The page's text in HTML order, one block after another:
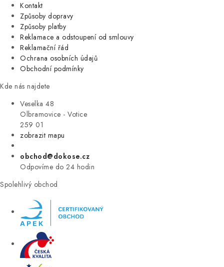
Kontakt
Způsoby dopravy
Způsoby platby
Reklamace a odstoupení od smlouvy
Reklamační řád
Ochrana osobních údajů
Obchodní podmínky
Kde nás najdete
Veselka 48
Olbramovice - Votice
259 01
zobrazit mapu
obchod@dokose.cz
Odpovíme do 24 hodin
Spolehlivý obchod
KUCHYNĚ
ORGANIZACE
DOMÁCNOST
ÚKLID
VÝPRODEJ
ZNAČKY
Úvod Kontakt Blog
Moje objednávka